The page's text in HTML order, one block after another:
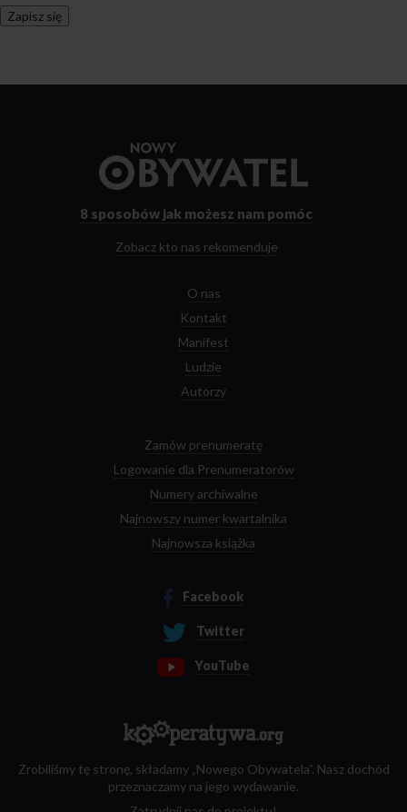
strony
8 sposobów jak możesz nam pomóc
Zobacz kto nas rekomenduje
O nas
Kontakt
Manifest
Ludzie
Autorzy
Zamów prenumeratę
Logowanie dla Prenumeratorów
Numery archiwalne
Najnowszy numer kwartalnika
Najnowsza książka
Facebook
Twitter
YouTube
Zrobiliśmy tę stronę, składamy „Nowego Obywatela”. Nasz dochód
przeznaczamy na jego wydawanie.